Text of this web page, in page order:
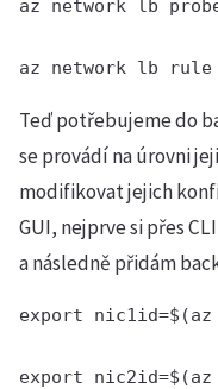
az network lb
az network lb rule
Teď potřebujeme do
se provádí na úrovni
modifikovat jejich
GUI, nejprve si přes
a následně přidám
export
export